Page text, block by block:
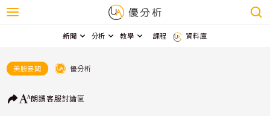
新聞 分析 教學 課程 資料庫
美股要聞 優分析
朗讀客服討論區